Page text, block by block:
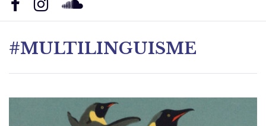
#MULTILINGUISME